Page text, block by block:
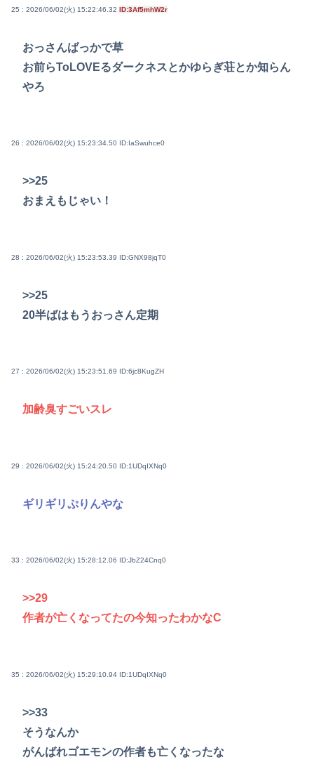
25 : 2026/06/02(火) 15:22:46.32 ID:3Af5mhW2r
おっさんばっかで草
お前らToLOVEるダークネスとかゆらぎ荘とか知らん
やろ
26 : 2026/06/02(火) 15:23:34.50 ID:IaSwuhce0
>>25
おまえもじゃい！
28 : 2026/06/02(火) 15:23:53.39 ID:GNX98jqT0
>>25
20半ばはもうおっさん定期
27 : 2026/06/02(火) 15:23:51.69 ID:6jc8KugZH
加齢臭すごいスレ
29 : 2026/06/02(火) 15:24:20.50 ID:1UDqIXNq0
ギリギリぷりんやな
33 : 2026/06/02(火) 15:28:12.06 ID:JbZ24Cnq0
>>29
作者が亡くなってたの今知ったわかなC
35 : 2026/06/02(火) 15:29:10.94 ID:1UDqIXNq0
>>33
そうなんか
がんばれゴエモンの作者も亡くなったな